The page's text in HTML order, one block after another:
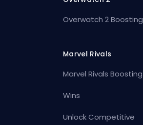
Overwatch 2 Boosting
Marvel Rivals
Marvel Rivals Boosting
Wins
Unlock Competitive